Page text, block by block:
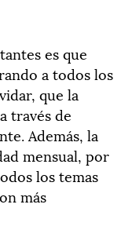
es que
a todos los
que la
través de
Además, la
mensual, por
los temas
más